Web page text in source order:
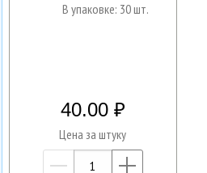
В упаковке: 30 шт.
40.00
Цена за штуку
—